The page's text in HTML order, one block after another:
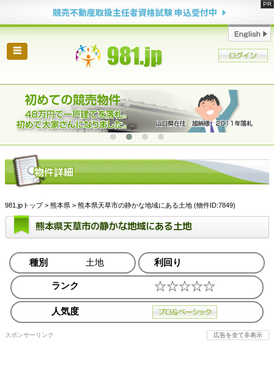
競売不動産取扱主任者資格試験 申込受付中
☰
981.jpトップ> 熊本県 > 熊本県天草市の静かな地域にある土地 (物件ID:7849)
熊本県天草市の静かな地域にある土地
種別 土地 利回り
ランク
人気度
スポンサーリンク 広告を全て非表示